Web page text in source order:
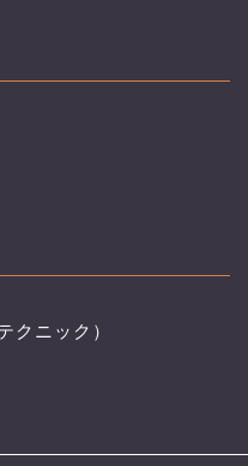
クニック）